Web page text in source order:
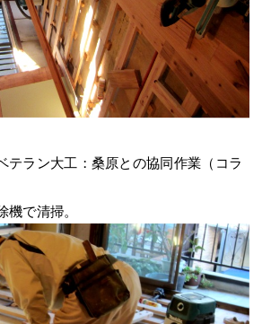
テラン大工：桑原との協同作業（コラ
機で清掃。